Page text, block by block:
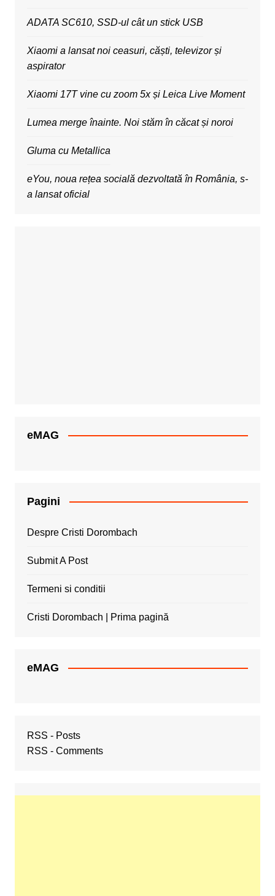
ADATA SC610, SSD-ul cât un stick USB
Xiaomi a lansat noi ceasuri, căști, televizor și
aspirator
Xiaomi 17T vine cu zoom 5x și Leica Live Moment
Lumea merge înainte. Noi stăm în căcat și noroi
Gluma cu Metallica
eYou, noua rețea socială dezvoltată în România, s-
a lansat oficial
eMAG
Pagini
Despre Cristi Dorombach
Submit A Post
Termeni si conditii
Cristi Dorombach | Prima pagină
eMAG
RSS - Posts
RSS - Comments